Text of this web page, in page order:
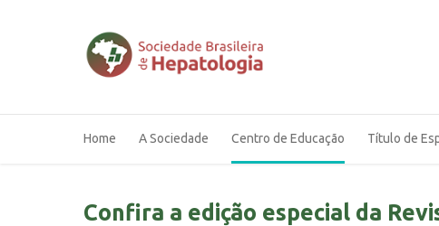
Home A Sociedade Centro de Educação Título de
Confira a edição especial da